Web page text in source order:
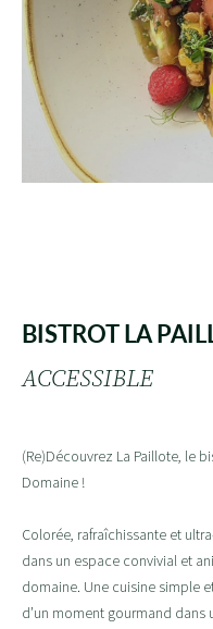
BISTROT LA
ACCESSIBLE
(Re)Découvrez La Paillote, le
Domaine !
Colorée, rafraîchissante et
dans un espace convivial et
domaine. Une cuisine simple
d’un moment gourmand